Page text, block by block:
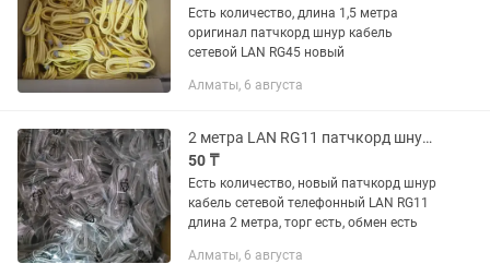
Есть количество, длина 1,5 метра
оригинал патчкорд шнур кабель
сетевой LAN RG45 новый
Алматы, 6 августа
2 метра LAN RG11 патчкорд шнур кабель телефонный сетевой новый, количество
50 ₸
Есть количество, новый патчкорд шнур
кабель сетевой телефонный LAN RG11
длина 2 метра, торг есть, обмен есть
Алматы, 6 августа